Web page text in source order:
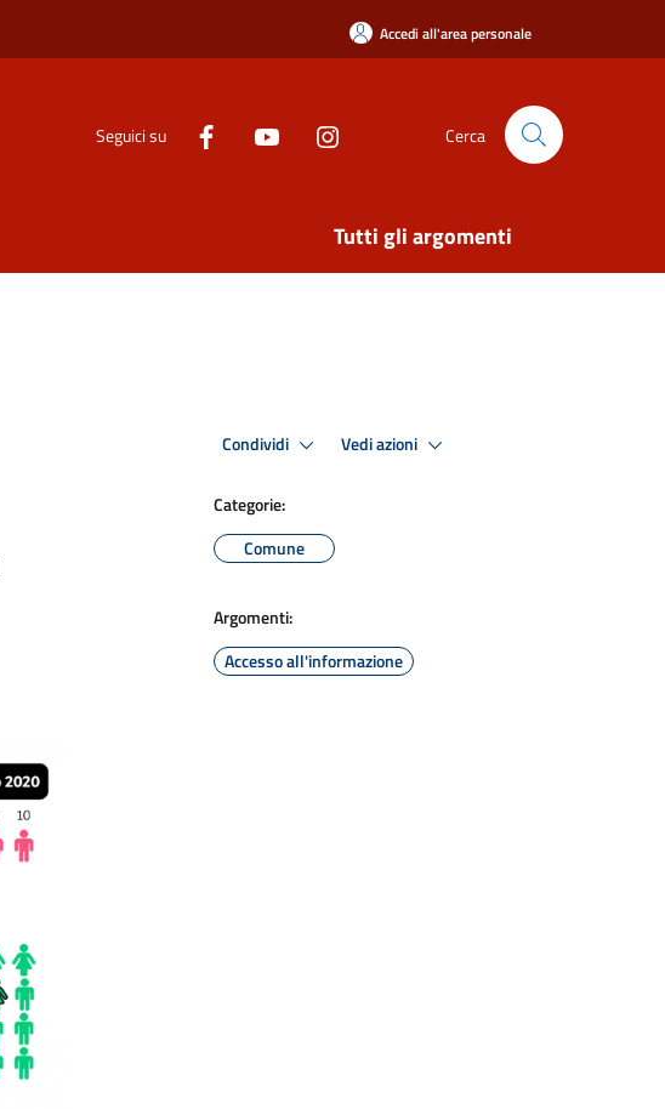
Accedi all'area personale
Seguici su Cerca
Tutti gli argomenti
Condividi Vedi azioni
Categorie:
Comune
Argomenti:
Accesso all'informazione